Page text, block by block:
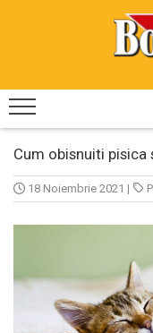
Hrana uscata caini
Hrana uscata pisici
Hrana umeda pisici
Cum obisnuiti pisica
18 Noiembrie 2021 |